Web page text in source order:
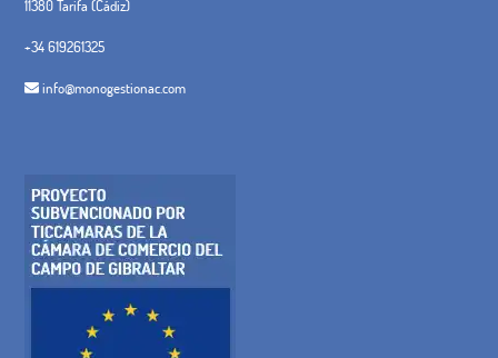
11380 Tarifa (Cádiz)
+34 619261325
info@monogestionac.com